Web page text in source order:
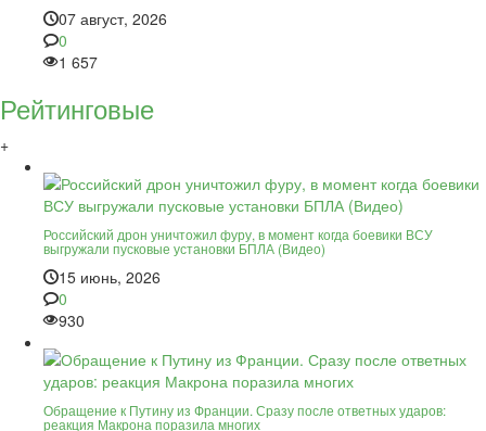
07 август, 2026
0
1 657
Рейтинговые
+
Российский дрон уничтожил фуру, в момент когда боевики ВСУ
выгружали пусковые установки БПЛА (Видео)
15 июнь, 2026
0
930
Обращение к Путину из Франции. Сразу после ответных ударов:
реакция Макрона поразила многих